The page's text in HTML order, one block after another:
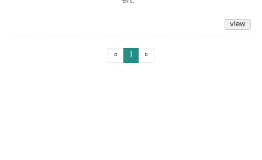
view
« 1 »